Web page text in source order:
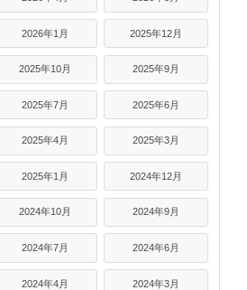
2026年1月 2025年12月
2025年10月 2025年9月
2025年7月 2025年6月
2025年4月 2025年3月
2025年1月 2024年12月
2024年10月 2024年9月
2024年7月 2024年6月
2024年4月 2024年3月